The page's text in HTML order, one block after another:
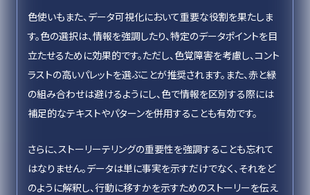
色使いもまた、データ可視化において重要な役割を果たしま
す。色の選択は、情報を強調したり、特定のデータポイントを目
立たせるために効果的です。ただし、色覚障害を考慮し、コント
ラストの高いパレットを選ぶことが推奨されます。また、赤と緑
の組み合わせは避けるようにし、色で情報を区別する際には
補足的なテキストやパターンを併用することも有効です。
さらに、ストーリーテリングの重要性を強調することも忘れて
はなりません。データは単に事実を示すだけでなく、それをど
のように解釈し、行動に移すかを示すためのストーリーを伝え